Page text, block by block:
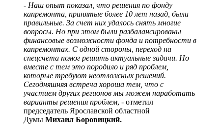
- Наш опыт показал, что решения по фонду
капремонта, принятые более 10 лет назад, были
правильные. За счет них удалось снять многие
вопросы. Но при этом были разбалансированы
финансовые возможности фонда и потребности в
капремонтах. С одной стороны, переход на
спецсчета помог решить актуальные задачи. Но
вместе с тем это породило и ряд проблем,
которые требуют неотложных решений.
Сегодняшняя встреча хороша тем, что с
участием других регионов мы можем наработать
варианты решения проблем, - отметил
председатель Ярославской областной
Думы Михаил Боровицкий.